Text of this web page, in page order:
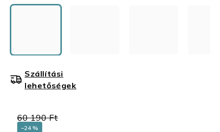
60 190 Ft
–24 %
Szállítási
lehetőségek